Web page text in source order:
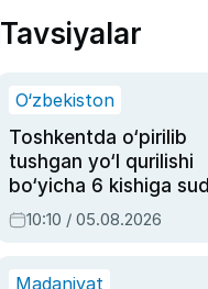
Tavsiyalar
O‘zbekiston
Toshkentda o‘pirilib
tushgan yo‘l qurilishi
bo‘yicha 6 kishiga sud
hukmi o‘qildi
10:10 / 05.08.2026
Madaniyat